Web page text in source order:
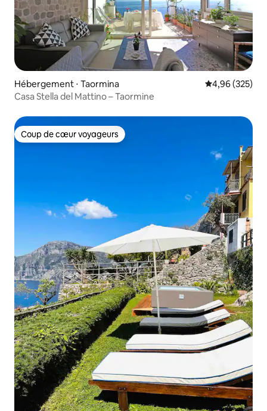
Hébergement ⋅ Taormina Évaluation
4,96 (325)
Casa Stella del Mattino – Taormine
Coup de cœur voyageurs
Coup de cœur voyageurs